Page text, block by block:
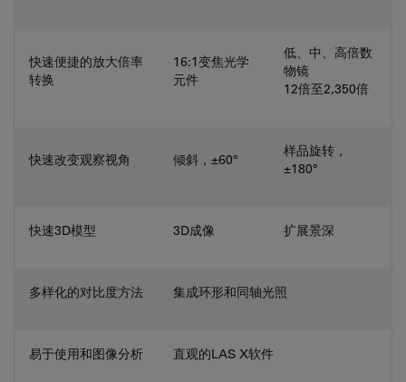
快速便捷的放大倍率
转换
16:1变焦光学
元件
低、中、高倍数
物镜
12倍至2,350倍
快速改变观察视角 倾斜，±60°
样品旋转，
±180°
快速3D模型 3D成像 扩展景深
多样化的对比度方法 集成环形和同轴光照
易于使用和图像分析 直观的LAS X软件